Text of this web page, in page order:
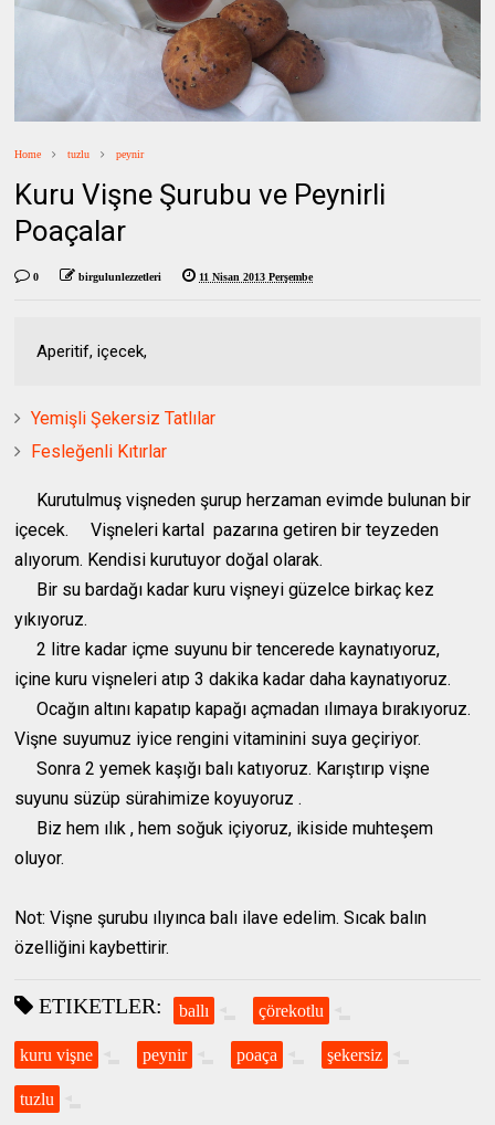
Home tuzlu peynir
Kuru Vişne Şurubu ve Peynirli
Poaçalar
0 birgulunlezzetleri 11 Nisan 2013 Perşembe
Aperitif, içecek,
Yemişli Şekersiz Tatlılar
Fesleğenli Kıtırlar
Kurutulmuş vişneden şurup herzaman evimde bulunan bir
içecek. Vişneleri kartal pazarına getiren bir teyzeden
alıyorum. Kendisi kurutuyor doğal olarak.
Bir su bardağı kadar kuru vişneyi güzelce birkaç kez
yıkıyoruz.
2 litre kadar içme suyunu bir tencerede kaynatıyoruz,
içine kuru vişneleri atıp 3 dakika kadar daha kaynatıyoruz.
Ocağın altını kapatıp kapağı açmadan ılımaya bırakıyoruz.
Vişne suyumuz iyice rengini vitaminini suya geçiriyor.
Sonra 2 yemek kaşığı balı katıyoruz. Karıştırıp vişne
suyunu süzüp sürahimize koyuyoruz .
Biz hem ılık , hem soğuk içiyoruz, ikiside muhteşem
oluyor.
Not: Vişne şurubu ılıyınca balı ilave edelim. Sıcak balın
özelliğini kaybettirir.
ETIKETLER: ballı çörekotlu
kuru vişne peynir poaça şekersiz
tuzlu